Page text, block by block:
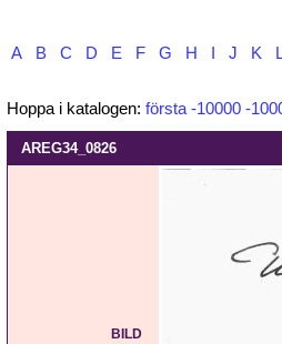
A B C D E F G H J K
Hoppa i katalogen: första -10000 -
AREG34_0826
BILD